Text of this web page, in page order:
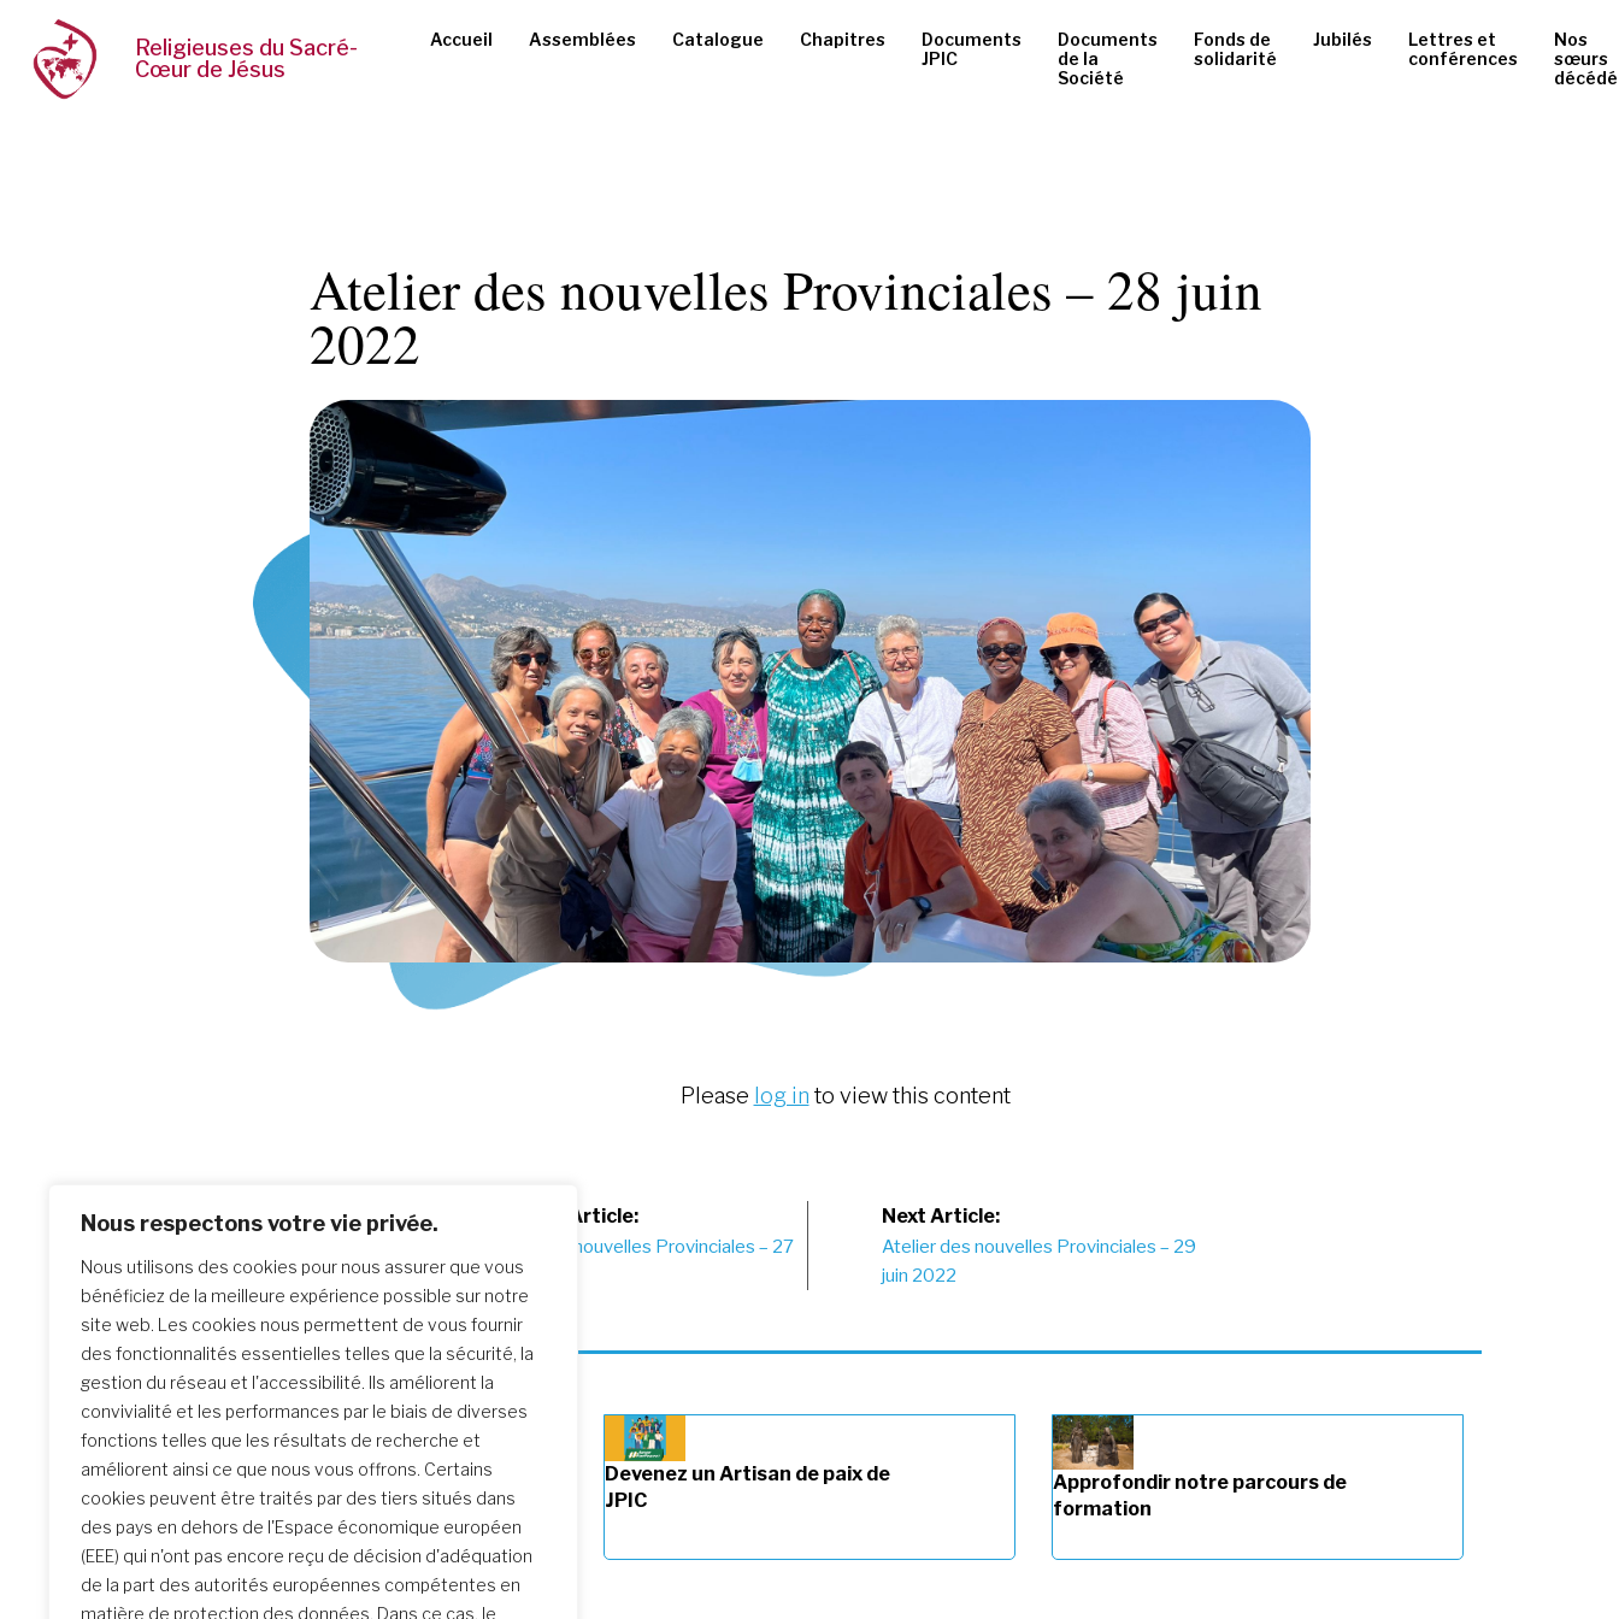
Nous respectons votre vie privée.
Nous utilisons des cookies pour nous assurer que vous
bénéficiez de la meilleure expérience possible sur notre
site web. Les cookies nous permettent de vous fournir
des fonctionnalités essentielles telles que la sécurité, la
gestion du réseau et l'accessibilité. Ils améliorent la
convivialité et les performances par le biais de diverses
fonctions telles que les résultats de recherche et
améliorent ainsi ce que nous vous offrons. Certains
cookies peuvent être traités par des tiers situés dans
des pays en dehors de l'Espace économique européen
(EEE) qui n'ont pas encore reçu de décision d'adéquation
de la part des autorités européennes compétentes en
matière de protection des données. Dans ce cas, le
Religieuses du Sacré-
Cœur de Jésus
Accueil Assemblées Catalogue Chapitres
Documents
JPIC
Documents
de la
Société
Fonds de
solidarité
Jubilés
Lettres et
conférences
Nos
sœurs
Atelier des nouvelles Provinciales – 28 juin
2022
Please log in to view this content
navigation
Previous Article:
Atelier des nouvelles Provinciales – 27
juin 2022
Next Article:
Atelier des nouvelles Provinciales – 29
juin 2022
Similar Posts
La rencontre de Formation
initiale : un parcours
transformateur
Devenez un Artisan de paix de
JPIC
Approfondir notre parcours de
formation